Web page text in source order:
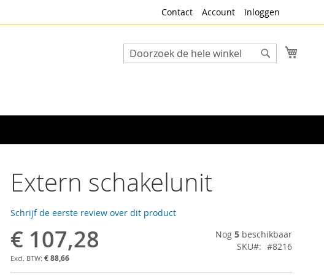
Contact Account Inloggen
Search
Extern schakelunit
Schrijf de eerste review over dit product
€ 107,28
€ 88,66
Nog 5beschikbaar
SKU
#8216